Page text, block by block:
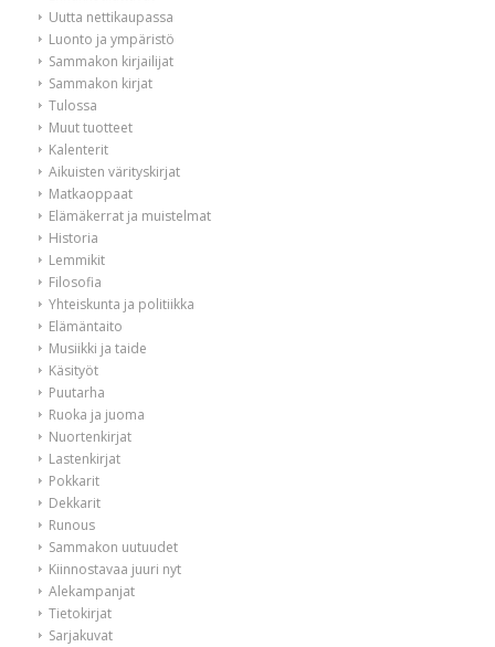
Uutta nettikaupassa
Luonto ja ympäristö
Sammakon kirjailijat
Sammakon kirjat
Tulossa
Muut tuotteet
Kalenterit
Aikuisten värityskirjat
Matkaoppaat
Elämäkerrat ja muistelmat
Historia
Lemmikit
Filosofia
Yhteiskunta ja politiikka
Elämäntaito
Musiikki ja taide
Käsityöt
Puutarha
Ruoka ja juoma
Nuortenkirjat
Lastenkirjat
Pokkarit
Dekkarit
Runous
Sammakon uutuudet
Kiinnostavaa juuri nyt
Alekampanjat
Tietokirjat
Sarjakuvat